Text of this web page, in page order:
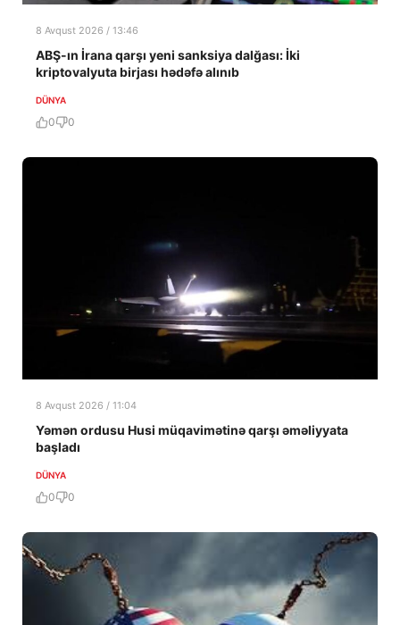
8 Avqust 2026 / 13:46
ABŞ-ın İrana qarşı yeni sanksiya dalğası: İki
kriptovalyuta birjası hədəfə alınıb
DÜNYA
0 0
8 Avqust 2026 / 11:04
Yəmən ordusu Husi müqavimətinə qarşı əməliyyata
başladı
DÜNYA
0 0